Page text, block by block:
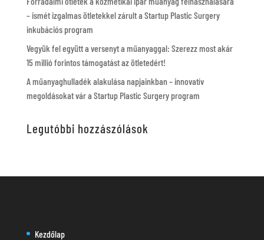
– ismét izgalmas ötletekkel zárult a Startup Plastic Surgery
inkubációs program
Vegyük fel együtt a versenyt a műanyaggal: Szerezz most akár
15 millió forintos támogatást az ötletedért!
A műanyaghulladék alakulása napjainkban – innovatív
megoldásokat vár a Startup Plastic Surgery program
Legutóbbi hozzászólások
Kezdőlap